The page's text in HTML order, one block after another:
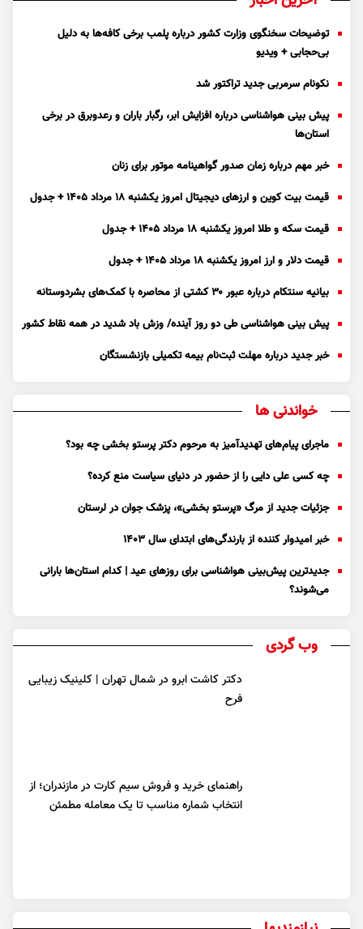
توضیحات سخنگوی وزارت کشور درباره پلمب برخی کافه‌ها به دلیل
بی‌حجابی + ویدیو
نکونام سرمربی جدید تراکتور شد
پیش بینی هواشناسی درباره افزایش ابر، رگبار باران و رعدوبرق در برخی
استان‌ها
خبر مهم درباره زمان صدور گواهینامه موتور برای زنان
قیمت بیت کوین و ارز‌های دیجیتال امروز یکشنبه ۱۸ مرداد ۱۴۰۵ + جدول
قیمت سکه و طلا امروز یکشنبه ۱۸ مرداد ۱۴۰۵ + جدول
قیمت دلار و ارز امروز یکشنبه ۱۸ مرداد ۱۴۰۵ + جدول
بیانیه سنتکام درباره عبور ۳۰ کشتی از محاصره با کمک‌های بشردوستانه
پیش بینی هواشناسی طی دو روز آینده/ وزش باد شدید در همه نقاط کشور
خبر جدید درباره مهلت ثبت‌نام بیمه تکمیلی بازنشستگان
خواندنی ها
ماجرای پیام‌های تهدیدآمیز به مرحوم دکتر پرستو بخشی چه بود؟
چه کسی علی دایی را از حضور در دنیای سیاست منع کرده؟
جزئیات جدید از مرگ «پرستو بخشی»، پزشک جوان در لرستان
خبر امیدوار کننده از بارندگی‌های ابتدای سال ۱۴۰۳
جدیدترین پیش‌بینی هواشناسی برای روزهای عید | کدام استان‌ها بارانی
می‌شوند؟
وب گردی
دکتر کاشت ابرو در شمال تهران | کلینیک زیبایی
فرح
راهنمای خرید و فروش سیم کارت در مازندران؛ از
انتخاب شماره مناسب تا یک معامله مطمئن